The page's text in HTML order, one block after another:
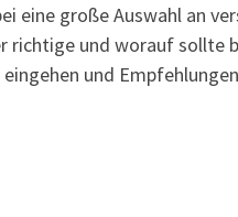
große Auswahl an
richtige und worauf sollte
und